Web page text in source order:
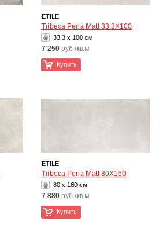
ETILE
Tribeca Perla Matt 33.3X100
33.3 x 100 см
7 250 руб./кв.м
Купить
ETILE
Tribeca Perla Matt 80X160
80 x 160 см
7 880 руб./кв.м
Купить